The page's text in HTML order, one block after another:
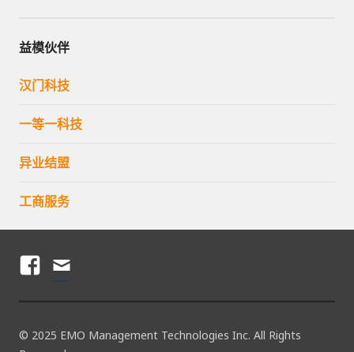
益模伙伴
汉门科技
一等一科技
异业结盟
工商服务
A
C
電
子
郵
© 2025 EMO Management Technologies Inc. All Rights